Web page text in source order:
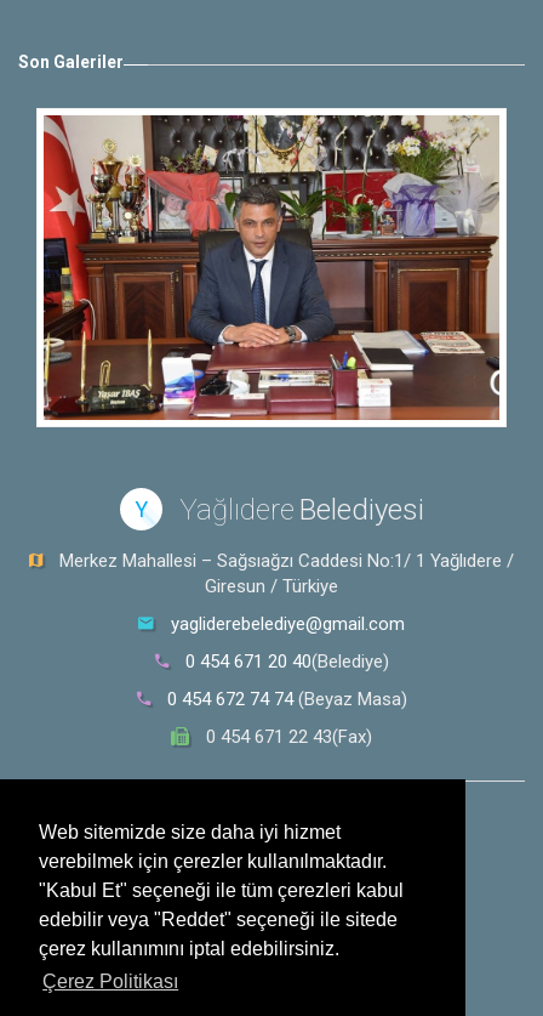
Web sitemizde size daha iyi hizmet
verebilmek için çerezler kullanılmaktadır.
"Kabul Et" seçeneği ile tüm çerezleri kabul
edebilir veya "Reddet" seçeneği ile sitede
çerez kullanımını iptal edebilirsiniz.
Çerez Politikası
Son Galeriler
Y Yağlıdere Belediyesi
Merkez Mahallesi – Sağsıağzı Caddesi No:1/ 1 Yağlıdere /
Giresun / Türkiye
yagliderebelediye@gmail.com
0 454 671 20 40(Belediye)
0 454 672 74 74(Beyaz Masa)
0 454 671 22 43(Fax)
0 532 353 30 28(Whatsapp İhbar Hattı)
Sosyal Medya